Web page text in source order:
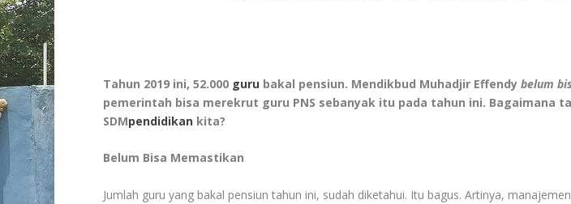
Tahun 2019 ini, 52.000 guru bakal pensiun. Mendikbud Muhadjir Effendybelum
pemerintah bisa merekrut guru PNS sebanyak itu pada tahun ini. Bagaimana
SDMpendidikan kita?
Belum Bisa Memastikan
Jumlah guru yang bakal pensiun tahun ini, sudah diketahui. Itu bagus. Artinya,